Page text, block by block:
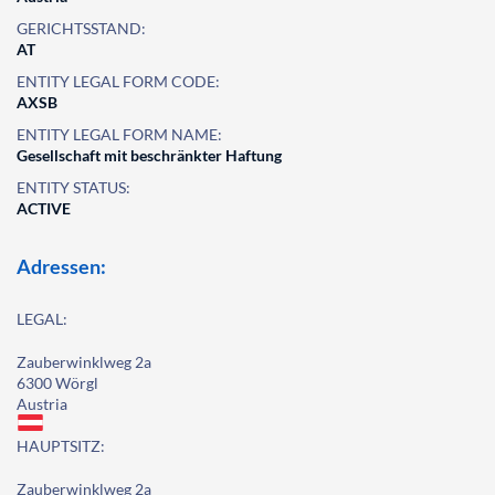
GERICHTSSTAND:
AT
ENTITY LEGAL FORM CODE:
AXSB
ENTITY LEGAL FORM NAME:
Gesellschaft mit beschränkter Haftung
ENTITY STATUS:
ACTIVE
Adressen:
LEGAL:
Zauberwinklweg 2a
6300 Wörgl
Austria
HAUPTSITZ:
Zauberwinklweg 2a